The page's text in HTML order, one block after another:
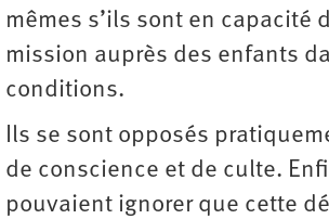
mêmes s’ils sont en capacité
mission auprès des enfants
conditions.
Ils se sont opposés
de conscience et de culte.
pouvaient ignorer que cette